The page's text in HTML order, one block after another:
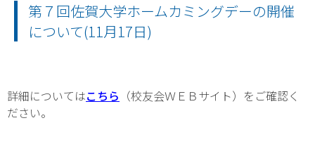
第７回佐賀大学ホームカミングデーの開催
について(11月17日)
詳細についてはこちら （校友会ＷＥＢサイト）をご確認く
ださい。